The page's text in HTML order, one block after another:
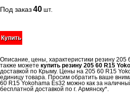
Под заказ40 шт.
Купить
Описание, цены, характеристики резину 205
также можете купить резину 205 60 R15
доставкой по Крыму. Цены на 205 60 R15
единицу товара. Просим обратить ваше
60 R15 Yokohama Es32 можно как за
бесплатной доставкой по г. Армянску*.